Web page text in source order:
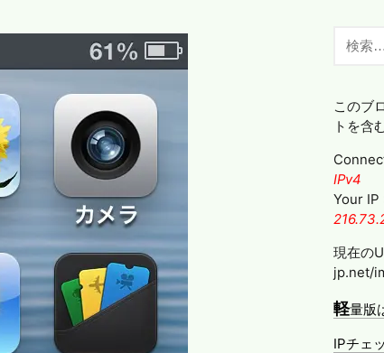
索:
このブ
トを含
IPv4
Your IP
現在の
jp.net/
軽量版
IPチェ